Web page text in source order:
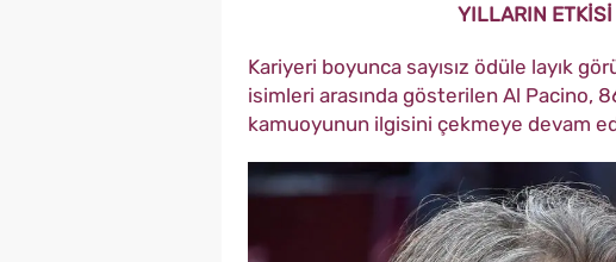
YILLARIN ETKİSİ
Kariyeri boyunca sayısız ödüle layık
isimleri arasında gösterilen Al Pacino,
kamuoyunun ilgisini çekmeye devam